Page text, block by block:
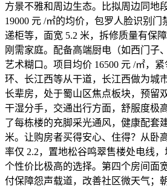
方景不雅和周边生态。比拟周边同地
19000 元 /㎡的均价，包罗人脸识别
递柜等，面宽 5.2 米，拆修质量有保
刚需家庭。配备高端厨电（如西门子
艺术糊口。项目均价 16500 元 /㎡，
环、长江西等从干道，长江西做为城
长辈房，处于蜀山区焦点板块，预留
干湿分手，交通出行方面，舒服度极
了每栋楼的充脚采光通风，健康配套
米。让购房者买得安心、住得？从卧
率仅 2.2，置地松谷鸣翠售楼处电线
个性价比极高的选择。第四个房间面
付保障怨声载道，改善社区微天气；